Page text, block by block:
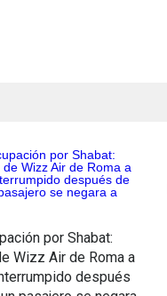
por Shabat:
Wizz Air de Roma a
después